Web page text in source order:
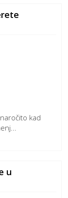
kad
u